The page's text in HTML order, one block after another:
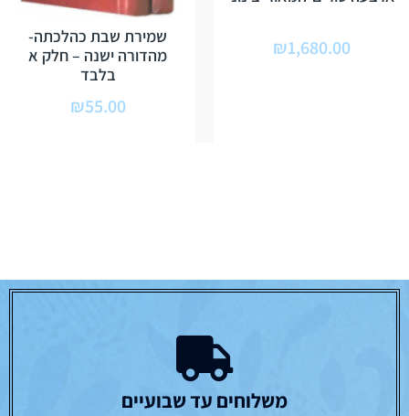
₪1,680.00
שמירת שבת כהלכתה-
מהדורה ישנה – חלק א
בלבד
₪55.00
משלוחים עד שבועיים